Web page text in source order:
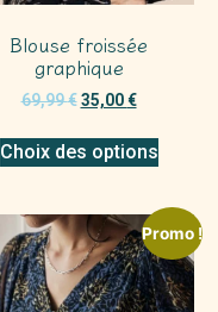
Blouse froissée
graphique
69,99€ 35,00€
Choix des options
Promo !